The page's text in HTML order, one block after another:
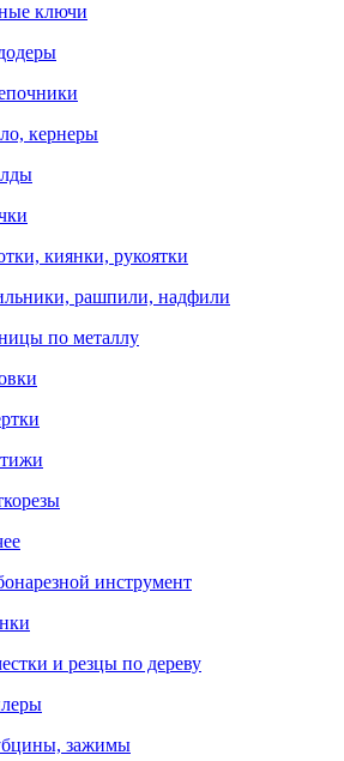
ключи
кернеры
киянки, рукоятки
рашпили, надфили
по металлу
инструмент
и резцы по дереву
зажимы